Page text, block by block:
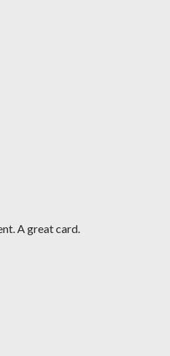
A great card.